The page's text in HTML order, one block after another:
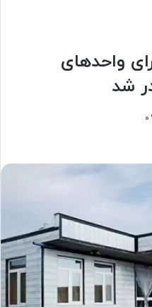
واحدهای
شد
۰